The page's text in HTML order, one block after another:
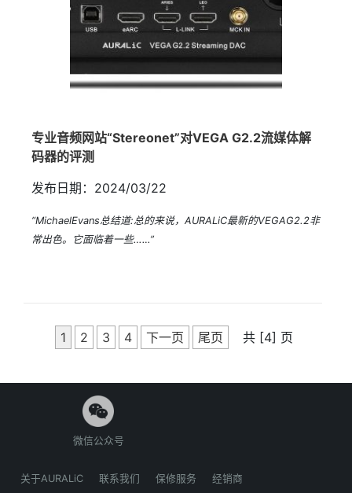
专业音频网站“Stereonet”对VEGA G2.2流媒体解
码器的评测
发布日期：2024/03/22
“MichaelEvans总结道:总的来说，AURALiC最新的VEGAG2.2非
常出色。它面临着一些……”
1 2 3 4 下一页 尾页 共 [4] 页
微信公众号
关于AURALiC 联系我们 保修服务 经销商